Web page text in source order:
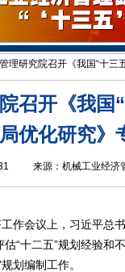
理研究院召开《我国“十三
委：九大举措有序推动企
召开《我国
优化研究》
来源： 机械工业经济
议上，习近平总书
“十二五”规划经验和
划编制工作。